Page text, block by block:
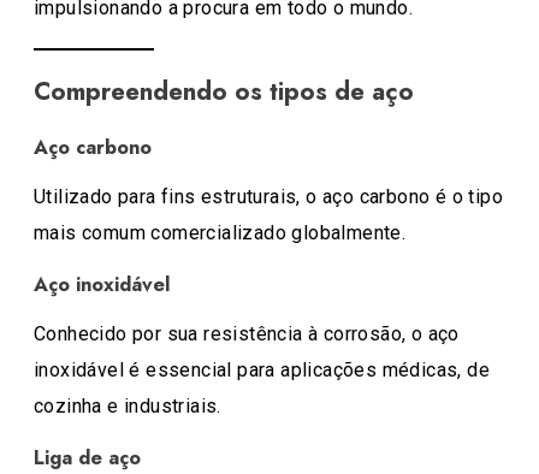
impulsionando a procura em todo o mundo.
Compreendendo os tipos de aço
Aço carbono
Utilizado para fins estruturais, o aço carbono é o tipo
mais comum comercializado globalmente.
Aço inoxidável
Conhecido por sua resistência à corrosão, o aço
inoxidável é essencial para aplicações médicas, de
cozinha e industriais.
Liga de aço